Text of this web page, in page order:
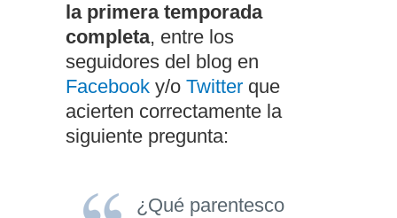
la primera temporada
completa, entre los
seguidores del blog en
Facebook y/o Twitter que
acierten correctamente la
siguiente pregunta:
¿Qué parentesco